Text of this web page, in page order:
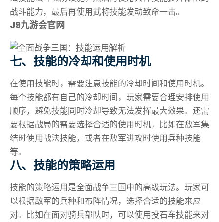
战斗能力，最后再使用武将技能发动致命一击。
J9九游会官网
七、技能的冷却和使用时机
在使用技能时，需要注意技能的冷却时间和使用时机。
每个技能都有自己的冷却时间，玩家需要合理安排使用
顺序，避免技能同时冷却导致无法发挥最大效果。还需
要根据战局的需要选择合适的使用时机，比如在敌军集
结时使用战法技能，或者在敌军进攻时使用兵种技能
等。
八、技能的策略运用
技能的策略运用是全面战争三国中的高级玩法。玩家可
以根据敌军的兵种和布阵情况，选择合适的技能来应
对。比如在面对骑兵部队时，可以使用投石车技能来对